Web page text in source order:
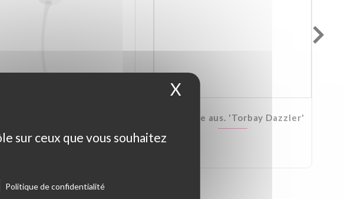
Cordyline aus. 'Torbay Dazzler'
sur ceux que vous souhaitez
Politique de confidentialité
X Masquer le bandeau